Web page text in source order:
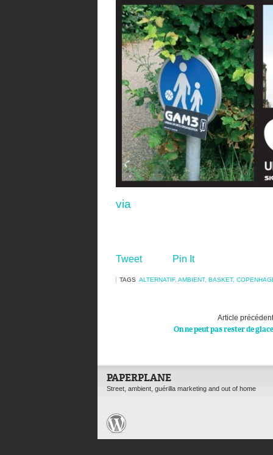
via
Tweet Pin It
TAGS ALTERNATIF, AMBIENT, BASKET,
Article précédent
On ne peut pas rester de glace
PAPERPLANE
Street, ambient, guérilla marketing and out of home